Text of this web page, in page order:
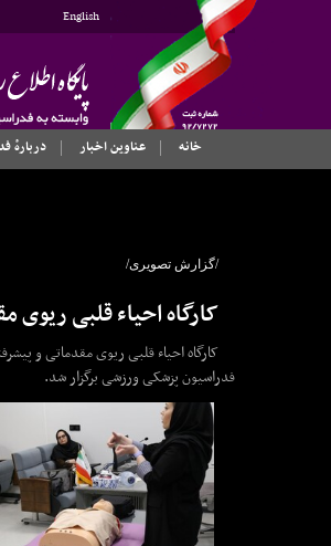
English
خانه
عناوین اخبار دربارهٔ
/گزارش تصویری/
کارگاه احیاء قلبی
فدراسیون پزشکی ورزشی برگزار شد.